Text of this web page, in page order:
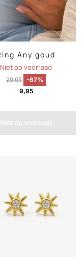
Any goud
Niet op voorraad
29,95
-67%
9,95
Niet op voorraad